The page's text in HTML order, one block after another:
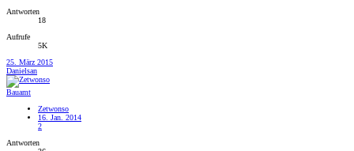
Antworten
18
Aufrufe
5K
25. März 2015
Danielsan
Bauamt
Zetwonso
16. Jan. 2014
2
Antworten